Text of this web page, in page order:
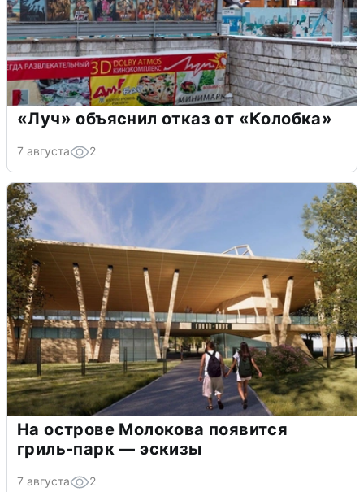
«Луч» объяснил отказ от «Колобка»
7 августа 2
На острове Молокова появится
гриль-парк — эскизы
7 августа 2